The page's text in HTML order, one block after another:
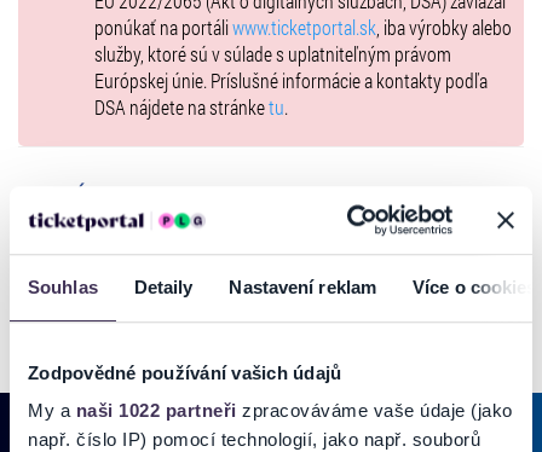
Souhlas Detaily Nastavení reklam Více o cookies
Zodpovědné používání vašich údajů
My a naši 1022 partneři zpracováváme vaše údaje (jako
např. číslo IP) pomocí technologií, jako např. souborů
Kristína Uhlíková
Peter Guľas
chitarrone a baroková gitara:Jakub Mitrík
pokiaľ nebude vypredané.
Podujatie z verejných zdrojov podporil Fond na podporu umenia,
hlavný partner, Bratislavský samosprávny kraj a Nadácia mesta
Bratislavy.
ponúkať na portáliwww.ticketportal.sk , iba výrobky alebo
služby, ktoré sú v súlade s uplatniteľným právom
Európskej únie. Príslušné informácie a kontakty podľa
DSA nájdete na stránketu.
GALÉRIA